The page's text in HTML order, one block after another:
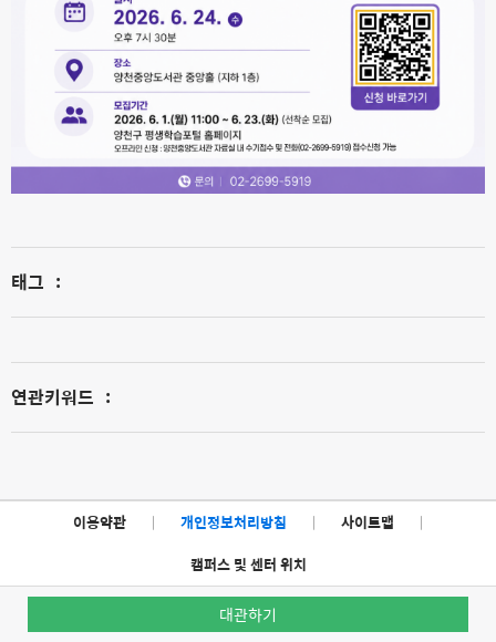
태그 :
연관키워드 :
이용약관 | 개인정보처리방침 | 사이트맵
|
캠퍼스 및 센터 위치
대관하기